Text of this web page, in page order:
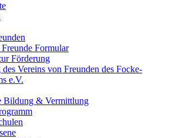
Freunde Formular
Förderung
des Vereins von Freunden des Focke-
e.V.
Bildung & Vermittlung